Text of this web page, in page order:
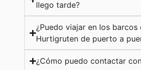
llego tarde?
¿Puedo viajar en los barcos
Hurtigruten de puerto a
¿Cómo puedo contactar